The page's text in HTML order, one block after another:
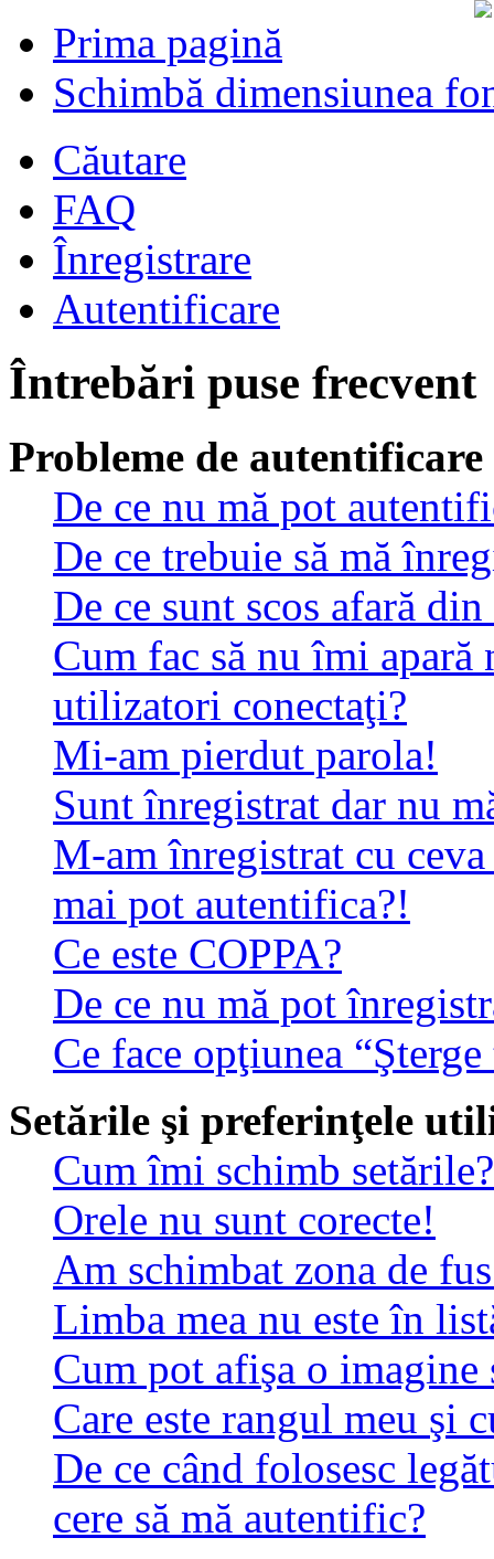
Prima pagină
Schimbă dimensiunea
Căutare
FAQ
Înregistrare
Autentificare
Întrebări puse frecvent
Probleme de
De ce nu mă pot
De ce trebuie să mă
De ce sunt scos afară
Cum fac să nu îmi
utilizatori conectaţi?
Mi-am pierdut parola!
Sunt înregistrat dar nu
M-am înregistrat cu
mai pot autentifica?!
Ce este COPPA?
De ce nu mă pot
Ce face opţiunea
Setările şi preferinţele
Cum îmi schimb setările?
Orele nu sunt corecte!
Am schimbat zona de
Limba mea nu este în
Cum pot afişa o
Care este rangul meu şi
De ce când folosesc
cere să mă autentific?